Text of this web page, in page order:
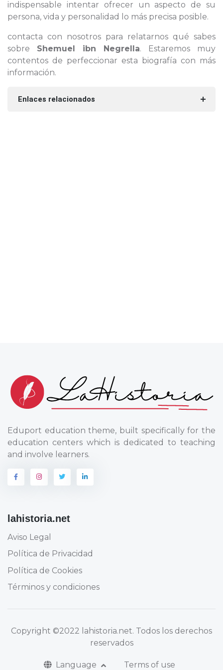
indispensable intentar ofrecer un aspecto de su
persona, vida y personalidad lo más precisa posible.
contacta con nosotros para relatarnos qué sabes
sobre Shemuel ibn Negrella. Estaremos muy
contentos de perfeccionar esta biografía con más
información.
Enlaces relacionados
Eduport education theme, built specifically for the
education centers which is dedicated to teaching
and involve learners.
lahistoria.net
Aviso Legal
Política de Privacidad
Política de Cookies
Términos y condiciones
Copyright ©2022 lahistoria.net. Todos los derechos
reservados
Language Terms of use